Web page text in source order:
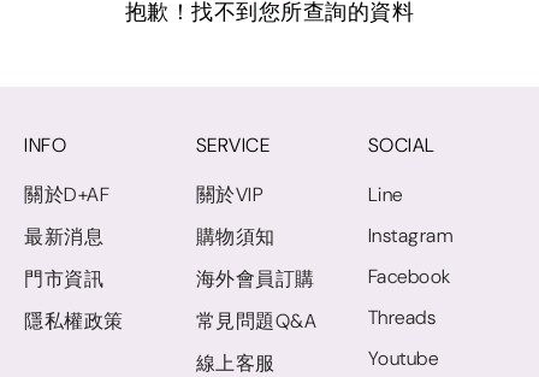
抱歉！找不到您所查詢的資料
INFO
關於D+AF
最新消息
門市資訊
隱私權政策
SERVICE
關於VIP
購物須知
海外會員訂購
常見問題Q&A
線上客服
SOCIAL
Line
Instagram
Facebook
Threads
Youtube